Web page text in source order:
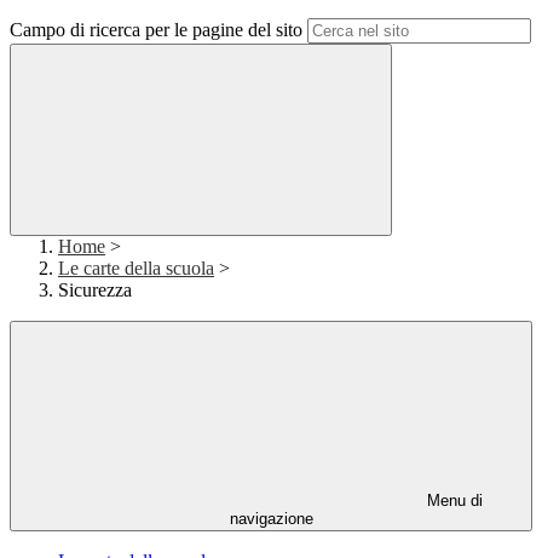
Campo di ricerca per le pagine del sito
Home >
Le carte della scuola >
Sicurezza
Menu di
navigazione